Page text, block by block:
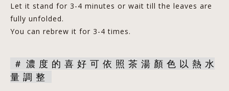
Let it stand for 3-4 minutes or wait till the leaves are
fully unfolded.
You can rebrew it for 3-4 times.
＃ 濃 度 的 喜 好 可 依 照 茶 湯 顏 色 以 熱 水
量 調 整